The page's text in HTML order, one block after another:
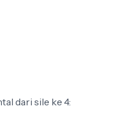
dari sile ke 4: